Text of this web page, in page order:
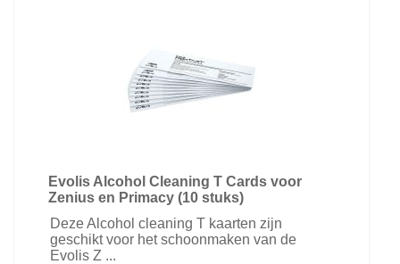
Evolis Alcohol Cleaning T Cards voor
Zenius en Primacy (10 stuks)
Deze Alcohol cleaning T kaarten zijn
geschikt voor het schoonmaken van de
Evolis Z ...